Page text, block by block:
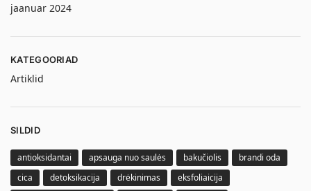
jaanuar 2024
KATEGOORIAD
Artiklid
SILDID
antioksidantai apsauga nuo saulės bakučiolis
brandi oda
cica
detoksikacija drėkinimas
eksfoliaicija